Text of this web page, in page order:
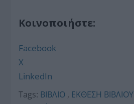
Κοινοποιήστε:
Facebook
X
LinkedIn
Tags: ΒΙΒΛΙΟ , ΕΚΘΕΣΗ ΒΙΒΛΙΟΥ